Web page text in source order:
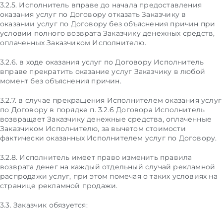
3.2.5. Исполнитель вправе до начала предоставления
оказания услуг по Договору отказать Заказчику в
оказании услуг по Договору без объяснения причин при
условии полного возврата Заказчику денежных средств,
оплаченных Заказчиком Исполнителю.
3.2.6. в ходе оказания услуг по Договору Исполнитель
вправе прекратить оказание услуг Заказчику в любой
момент без объяснения причин.
3.2.7. в случае прекращения Исполнителем оказания услуг
по Договору в порядке п. 3.2.6 Договора Исполнитель
возвращает Заказчику денежные средства, оплаченные
Заказчиком Исполнителю, за вычетом стоимости
фактически оказанных Исполнителем услуг по Договору.
3.2.8. Исполнитель имеет право изменить правила
возврата денег на каждый отдельный случай рекламной
распродажи услуг, при этом помечая о таких условиях на
странице рекламной продажи.
3.3. Заказчик обязуется: